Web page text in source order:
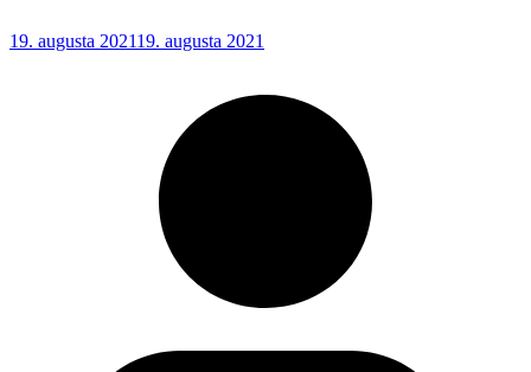
19. augusta 202119. augusta 2021